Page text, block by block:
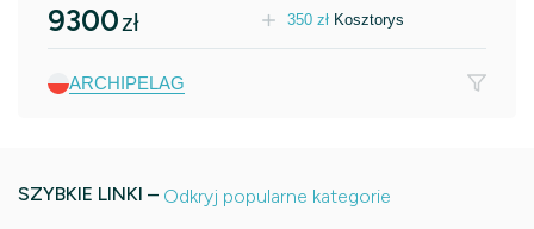
9300zł 350 zł Kosztorys
ARCHIPELAG
SZYBKIE LINKI – Odkryj popularne kategorie